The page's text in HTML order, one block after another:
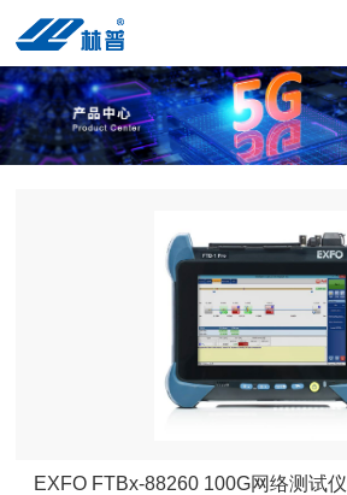
EXFO FTBx-88260 100G网络测试仪